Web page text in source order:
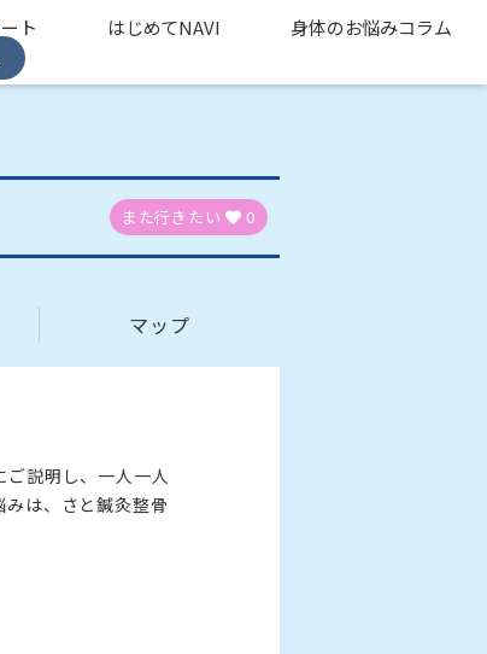
ト はじめてNAVI 身体のお悩みコラム
また行きたい 0
マップ
説明し、一人一人
は、さと鍼灸整骨